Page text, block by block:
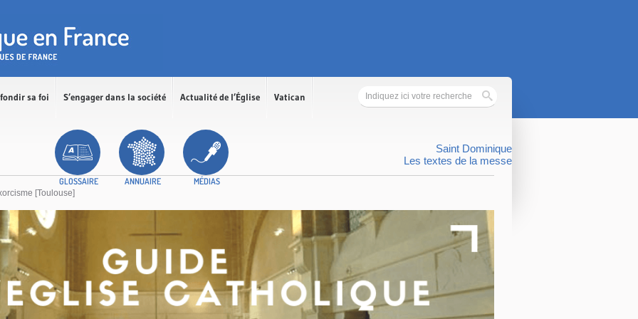
sa foi S’engager dans la société Actualité de l’Église Vatican
GLOSSAIRE ANNUAIRE MÉDIAS
Saint Dominique
Les textes de la messe
[Toulouse]